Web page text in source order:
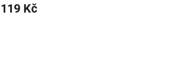
119 Kč